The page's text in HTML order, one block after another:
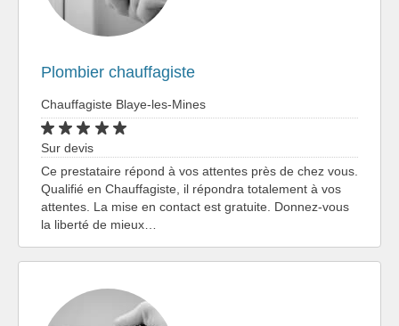
Plombier chauffagiste
Chauffagiste Blaye-les-Mines
Sur devis
Ce prestataire répond à vos attentes près de chez vous.
Qualifié en Chauffagiste, il répondra totalement à vos
attentes. La mise en contact est gratuite. Donnez-vous
la liberté de mieux…